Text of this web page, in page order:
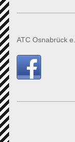
ATC Osnabrück